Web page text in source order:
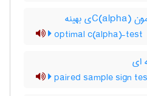
optimal c(alpha)-test
ای
paired sample sign